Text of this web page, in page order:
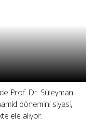
Prof. Dr. Süleyman
dönemini siyasi,
ele alıyor.